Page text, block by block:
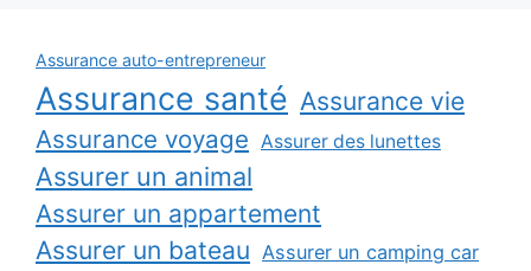
Assurance auto-entrepreneur
Assurance santé Assurance vie
Assurance voyage Assurer des lunettes
Assurer un animal
Assurer un appartement
Assurer un bateau Assurer un camping car